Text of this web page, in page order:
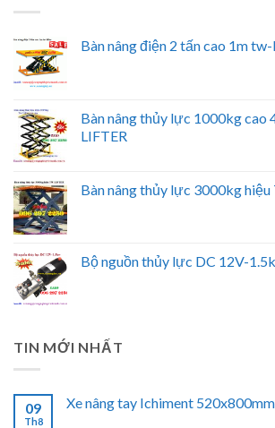
Bàn nâng điện 2 tấn cao 1m
Bàn nâng thủy lực 1000kg cao
LIFTER
Bàn nâng thủy lực 3000kg
Bộ nguồn thủy lực DC 12V-
TIN MỚI NHẤT
09
Th8
Xe nâng tay Ichiment